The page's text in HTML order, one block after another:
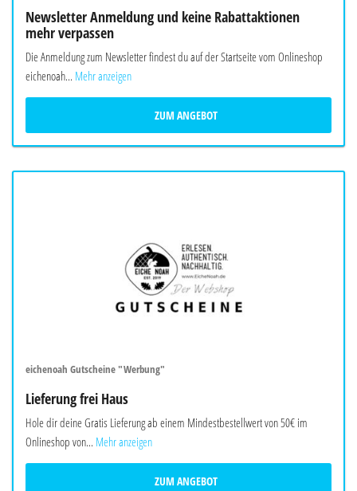
Newsletter Anmeldung und keine Rabattaktionen
mehr verpassen
Die Anmeldung zum Newsletter findest du auf der Startseite vom Onlineshop
eichenoah... Mehr anzeigen
ZUM ANGEBOT
eichenoah Gutscheine "Werbung"
Lieferung frei Haus
Hole dir deine Gratis Lieferung ab einem Mindestbestellwert von 50€ im
Onlineshop von... Mehr anzeigen
ZUM ANGEBOT